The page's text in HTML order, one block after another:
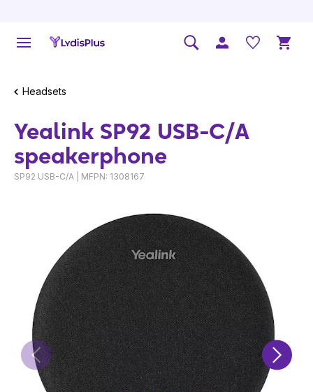
Headsets
Yealink SP92 USB-C/A
speakerphone
SP92 USB-C/A | MFPN: 1308167